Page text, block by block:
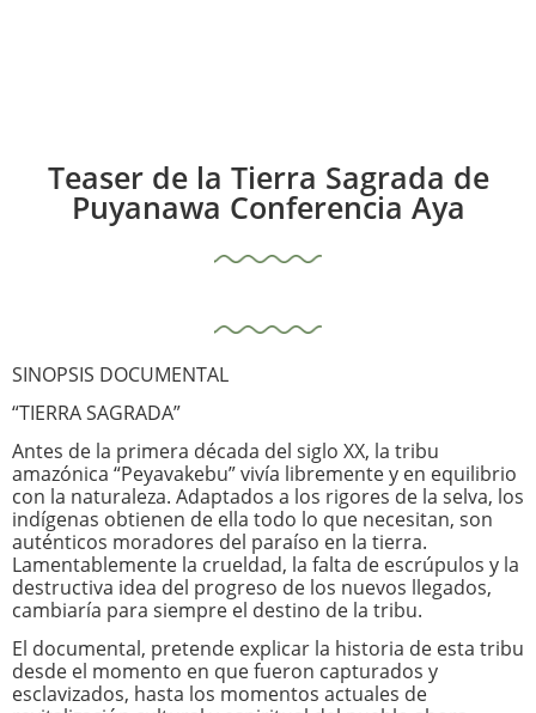
Teaser de la Tierra Sagrada de
Puyanawa Conferencia Aya
SINOPSIS DOCUMENTAL
“TIERRA SAGRADA”
Antes de la primera década del siglo XX, la tribu
amazónica “Peyavakebu” vivía libremente y en equilibrio
con la naturaleza. Adaptados a los rigores de la selva, los
indígenas obtienen de ella todo lo que necesitan, son
auténticos moradores del paraíso en la tierra.
Lamentablemente la crueldad, la falta de escrúpulos y la
destructiva idea del progreso de los nuevos llegados,
cambiaría para siempre el destino de la tribu.
El documental, pretende explicar la historia de esta tribu
desde el momento en que fueron capturados y
esclavizados, hasta los momentos actuales de